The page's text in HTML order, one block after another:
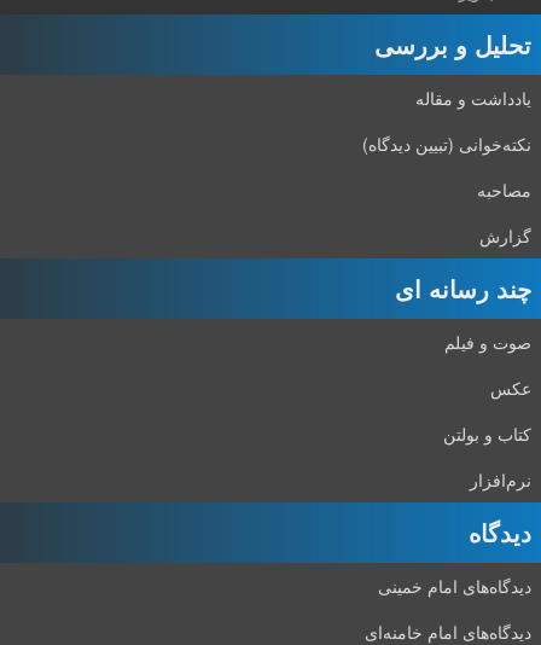
تحلیل و بررسی
یادداشت و مقاله
نکته‌خوانی (تبیین دیدگاه)
مصاحبه
گزارش
چند رسانه ای
صوت و فیلم
عکس
کتاب و بولتن
نرم‌افزار
دیدگاه‌
دیدگاه‌های امام خمینی
دیدگاه‌های امام خامنه‌ای